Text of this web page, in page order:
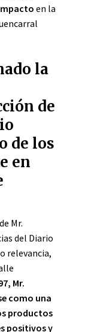
en la
la
de
de los
en
Mr.
del Diario
relevancia,
Mr.
como una
productos
positivos y